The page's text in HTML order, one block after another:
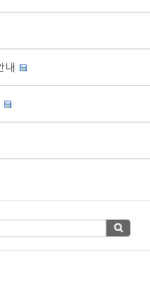
내